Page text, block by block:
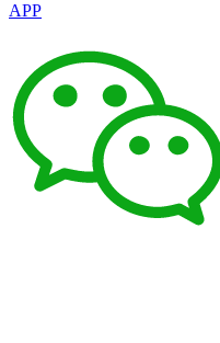
APP